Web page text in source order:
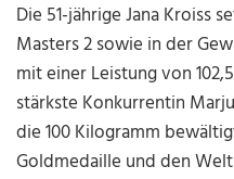
Die 51-jährige Jana Kroiss
Masters 2 sowie in der
mit einer Leistung von
stärkste Konkurrentin
die 100 Kilogramm
Goldmedaille und den